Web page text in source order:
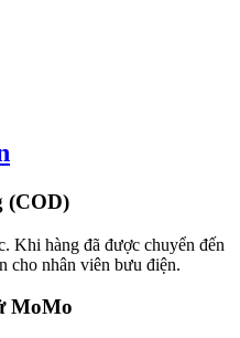
(COD)
Khi hàng đã được chuyển đến
cho nhân viên bưu điện.
MoMo